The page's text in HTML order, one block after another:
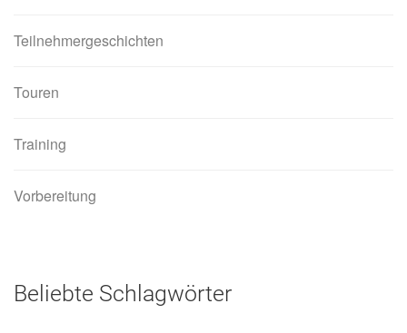
Teilnehmergeschichten
Touren
Training
Vorbereitung
Beliebte Schlagwörter